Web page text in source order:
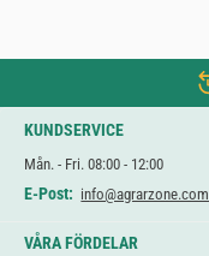
KUNDSERVICE
Mån. - Fri. 08:00 - 12:00
E-Post: info@agrarzone.com
VÅRA FÖRDELAR